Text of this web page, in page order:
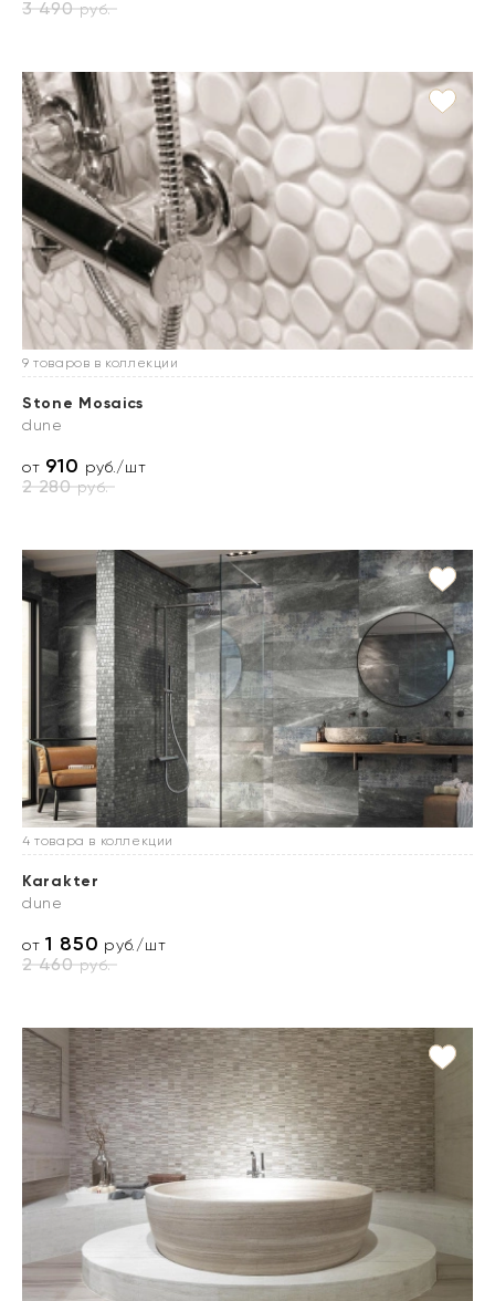
3 490руб.
9 товаров в коллекции
Stone Mosaics
dune
от 910 руб./шт
2 280руб.
4 товара в коллекции
Karakter
dune
от1 850 руб./шт
2 460руб.